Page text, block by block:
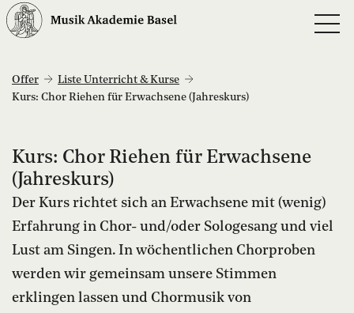
Offer
Liste Unterricht & Kurse
Kurs: Chor Riehen für Erwachsene (Jahreskurs)
Kurs: Chor Riehen für Erwachsene
(Jahreskurs)
Der Kurs richtet sich an Erwachsene mit (wenig)
Erfahrung in Chor- und/oder Sologesang und viel
Lust am Singen. In wöchentlichen Chorproben
werden wir gemeinsam unsere Stimmen
erklingen lassen und Chormusik von